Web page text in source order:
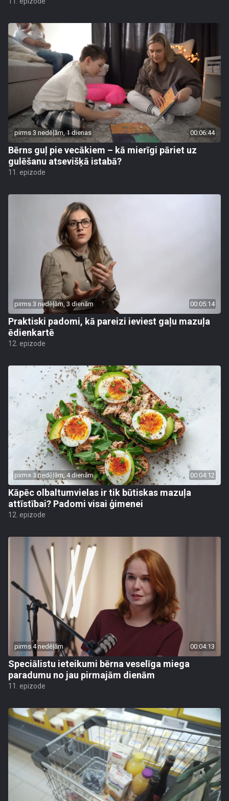
pirms 3 nedēļām, 1 dienas 00:06:44
Bērns guļ pie vecākiem – kā mierīgi pāriet uz
gulēšanu atsevišķā istabā?
11. epizode
pirms 3 nedēļām, 3 dienām 00:05:14
Praktiski padomi, kā pareizi ieviest gaļu mazuļa
ēdienkartē
12. epizode
pirms 3 nedēļām, 4 dienām 00:04:12
Kāpēc olbaltumvielas ir tik būtiskas mazuļa
attīstībai? Padomi visai ģimenei
12. epizode
pirms 4 nedēļām 00:04:13
Speciālistu ieteikumi bērna veselīga miega
paradumu no jau pirmajām dienām
11. epizode